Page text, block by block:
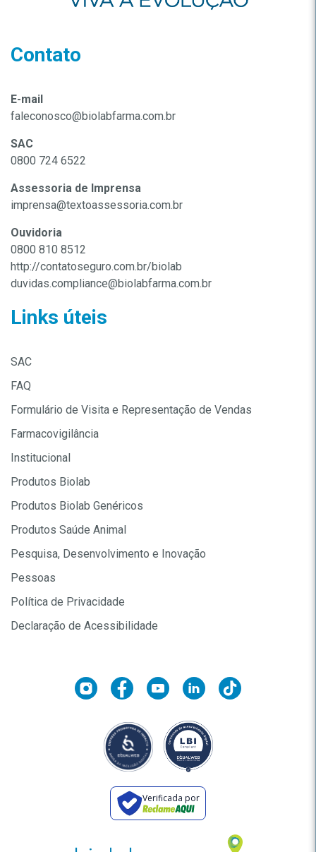
Contato
E-mail
faleconosco@biolabfarma.com.br
SAC
0800 724 6522
Assessoria de Imprensa
imprensa@textoassessoria.com.br
Ouvidoria
0800 810 8512
http://contatoseguro.com.br/biolab
duvidas.compliance@biolabfarma.com.br
Links úteis
SAC
FAQ
Formulário de Visita e Representação de Vendas
Farmacovigilância
Institucional
Produtos Biolab
Produtos Biolab Genéricos
Produtos Saúde Animal
Pesquisa, Desenvolvimento e Inovação
Pessoas
Política de Privacidade
Declaração de Acessibilidade
Verificada por